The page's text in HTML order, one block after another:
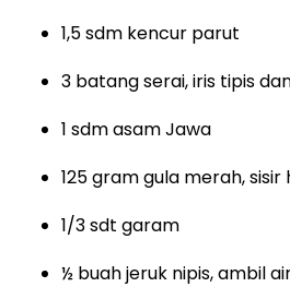
1,5 sdm kencur parut
3 batang serai, iris tipis
1 sdm asam Jawa
125 gram gula merah, sisir
1/3 sdt garam
½ buah jeruk nipis, ambil